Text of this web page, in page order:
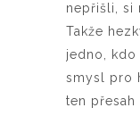
nepřišli, si
Takže
jedno, kdo
smysl pro
ten